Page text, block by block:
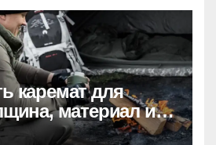
каремат для
материал и